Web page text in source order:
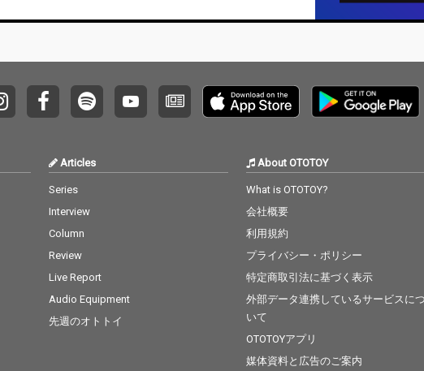
Articles
Series
Interview
Column
Review
Live Report
Audio Equipment
先週のオトトイ
About OTOTOY
What is OTOTOY?
会社概要
利用規約
プライバシー・ポリシー
特定商取引法に基づく表示
外部データ連携しているサービスにつ
いて
OTOTOYアプリ
媒体資料と広告のご案内